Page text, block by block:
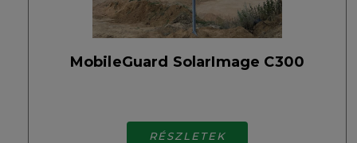
MobileGuard SolarImage C300
RÉSZLETEK